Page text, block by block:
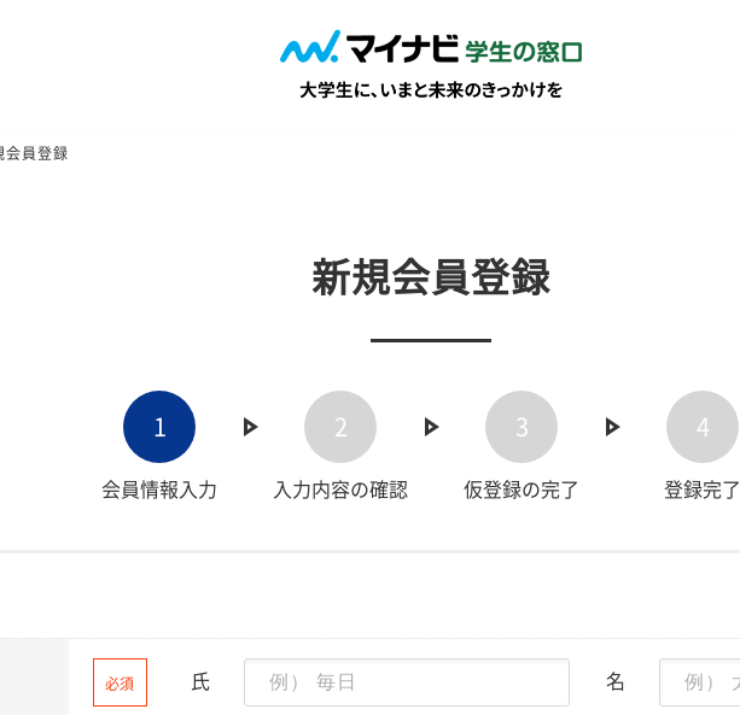
会員登録
新規会員登録
1
会員情報入力
2
入力内容の確認
3
仮登録の完了
4
登録完了
必須 氏 名